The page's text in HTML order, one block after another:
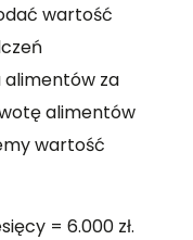
wartość
za
alimentów
wartość
= 6.000 zł.